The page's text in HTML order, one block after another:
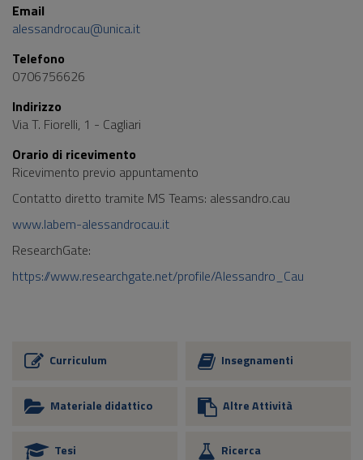
Email
alessandrocau@unica.it
Telefono
0706756626
Indirizzo
Via T. Fiorelli, 1 - Cagliari
Orario di ricevimento
Ricevimento previo appuntamento
Contatto diretto tramite MS Teams: alessandro.cau
www.labem-alessandrocau.it
ResearchGate:
https://www.researchgate.net/profile/Alessandro_Cau
Curriculum Insegnamenti
Materiale didattico Altre Attività
Tesi Ricerca